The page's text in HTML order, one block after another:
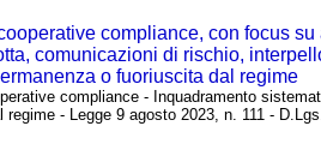
compliance, con focus su
comunicazioni di rischio,
o fuoriuscita dal regime
compliance - Inquadramento
- Legge 9 agosto 2023, n. 111 -